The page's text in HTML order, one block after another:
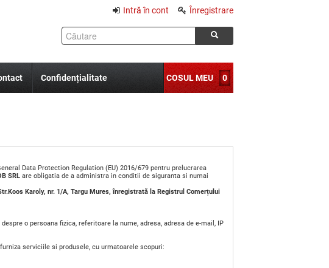
Înregistrare
Intră în cont
Confidențialitate COSUL MEU 0
Data Protection Regulation (EU) 2016/679 pentru prelucrarea
SRL are obligatia de a administra in conditii de siguranta si numai
Karoly, nr. 1/A, Targu Mures, înregistrată la Registrul Comerțului
o persoana fizica, referitoare la nume, adresa, adresa de e-mail, IP
serviciile si produsele, cu urmatoarele scopuri: